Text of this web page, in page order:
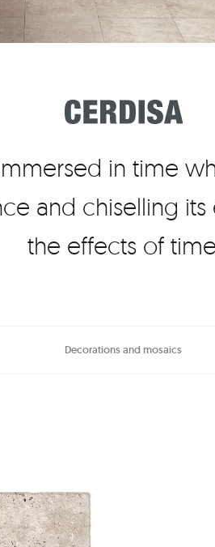
in time
and chiselling
the effects of
Decorations and mosaics